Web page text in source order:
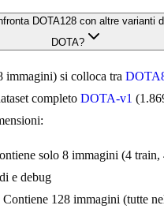
DOTA128 con altre varianti
DOTA?
si colloca tra
completo DOTA-v1
solo 8 immagini (4 train,
e debug
Contiene 128 immagini (tutte